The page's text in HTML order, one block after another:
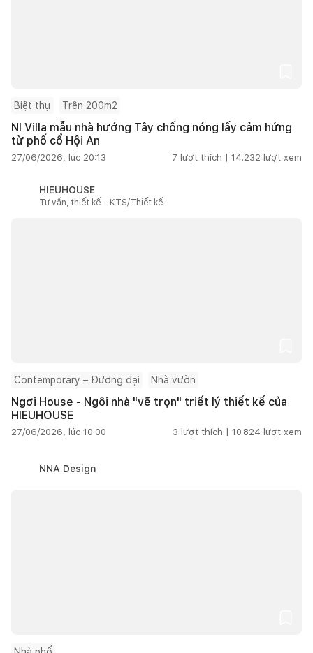
Biệt thự Trên 200m2
NI Villa mẫu nhà hướng Tây chống nóng lấy cảm hứng
từ phố cổ Hội An
27/06/2026, lúc 20:13 7 lượt thích | 14.232 lượt xem
HIEUHOUSE
Tư vấn, thiết kế - KTS/Thiết kế
Contemporary – Đương đại Nhà vườn
Ngơi House - Ngôi nhà "vẽ trọn" triết lý thiết kế của
HIEUHOUSE
27/06/2026, lúc 10:00 3 lượt thích | 10.824 lượt xem
NNA Design